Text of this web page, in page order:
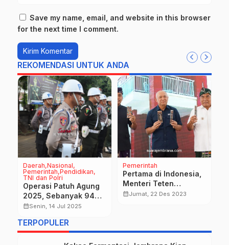
Save my name, email, and website in this browser
for the next time I comment.
REKOMENDASI UNTUK ANDA
Daerah Nasional
Pemerintah Pendidikan
TNI dan Polri
Operasi Patuh Agung
2025, Sebanyak 94
Personel Gabungan
calendar_monthSenin, 14 Jul 2025
Pemerintah
Pertama di Indonesia,
Menteri Teten
Masduki Resmikan RPB
calendar_monthJumat, 22 Des 2023
TERPOPULER